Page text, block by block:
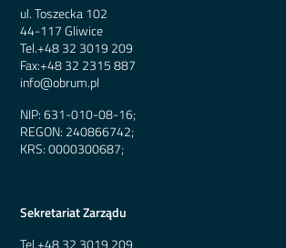
ul. Toszecka 102
44-117 Gliwice
Tel.+48 32 3019 209
Fax:+48 32 2315 887
info@obrum.pl
NIP: 631-010-08-16;
REGON: 240866742;
KRS: 0000300687;
Sekretariat Zarządu
Tel.+48 32 3019 209